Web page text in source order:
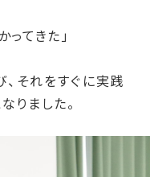
てきた」
それをすぐに実践
りました。